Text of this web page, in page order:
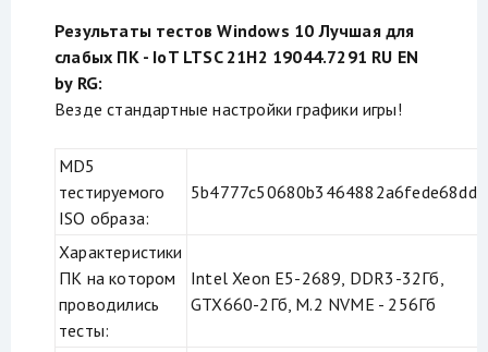
Результаты тестов Windows 10 Лучшая для
слабых ПК - IoT LTSC 21H2 19044.7291 RU EN
by RG:
Везде стандартные настройки графики игры!
MD5
тестируемого
ISO образа:
Характеристики
ПК на котором
проводились
тесты:
Intel Xeon E5-2689, DDR3-32Гб,
GTX660-2Гб, M.2 NVME - 256Гб